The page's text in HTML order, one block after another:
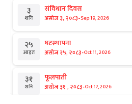
३
शनि
संविधान दिवस
असोज ३, २०८३-Sep 19, 2026
२५
आइत
घटस्थापना
असोज २५, २०८३-Oct 11, 2026
३१
शनि
फूलपाती
असोज ३१ , २०८३-Oct 17, 2026